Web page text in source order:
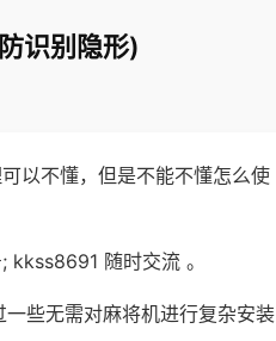
识别隐形)
以不懂，但是不能不懂怎么使
kkss8691 随时交流 。
些无需对麻将机进行复杂安装